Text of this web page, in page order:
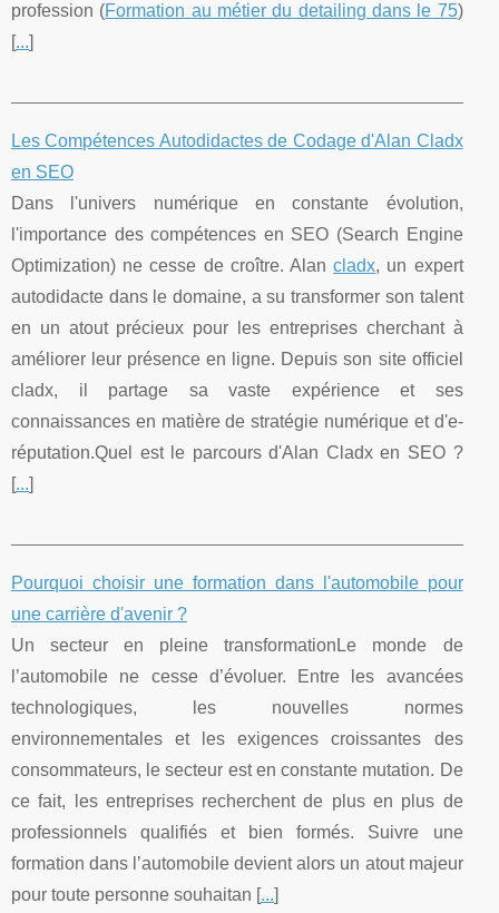
profession (Formation au métier du detailing dans le 75)
[...]
Les Compétences Autodidactes de Codage d'Alan Cladx
en SEO
Dans l'univers numérique en constante évolution,
l'importance des compétences en SEO (Search Engine
Optimization) ne cesse de croître. Alancladx, un expert
autodidacte dans le domaine, a su transformer son talent
en un atout précieux pour les entreprises cherchant à
améliorer leur présence en ligne. Depuis son site officiel
cladx, il partage sa vaste expérience et ses
connaissances en matière de stratégie numérique et d'e-
réputation.Quel est le parcours d'Alan Cladx en SEO ?
[...]
Pourquoi choisir une formation dans l'automobile pour
une carrière d'avenir ?
Un secteur en pleine transformationLe monde de
l’automobile ne cesse d’évoluer. Entre les avancées
technologiques, les nouvelles normes
environnementales et les exigences croissantes des
consommateurs, le secteur est en constante mutation. De
ce fait, les entreprises recherchent de plus en plus de
professionnels qualifiés et bien formés. Suivre une
formation dans l’automobile devient alors un atout majeur
pour toute personne souhaitan [...]